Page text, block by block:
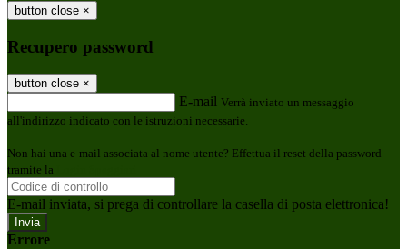
button close ×
Recupero password
button close ×
E-mail Verrà inviato un messaggio
all'indirizzo indicato con le istruzioni necessarie.
Non hai una e-mail associata al nome utente? Effettua il reset della password
tramite la
E-mail inviata, si prega di controllare la casella di posta elettronica!
Errore